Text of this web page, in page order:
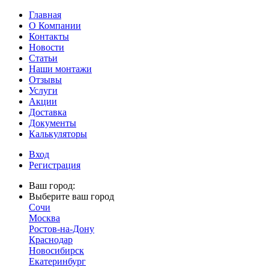
Главная
О Компании
Контакты
Новости
Статьи
Наши монтажи
Отзывы
Услуги
Акции
Доставка
Документы
Калькуляторы
Вход
Регистрация
Ваш город:
Выберите ваш город
Сочи
Москва
Ростов-на-Дону
Краснодар
Новосибирск
Екатеринбург